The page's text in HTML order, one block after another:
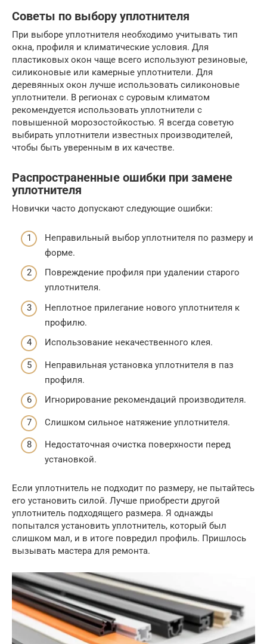
Советы по выбору уплотнителя
При выборе уплотнителя необходимо учитывать тип
окна, профиля и климатические условия. Для
пластиковых окон чаще всего используют резиновые,
силиконовые или камерные уплотнители. Для
деревянных окон лучше использовать силиконовые
уплотнители. В регионах с суровым климатом
рекомендуется использовать уплотнители с
повышенной морозостойкостью. Я всегда советую
выбирать уплотнители известных производителей,
чтобы быть уверенным в их качестве.
Распространенные ошибки при замене
уплотнителя
Новички часто допускают следующие ошибки:
Неправильный выбор уплотнителя по размеру и
форме.
Повреждение профиля при удалении старого
уплотнителя.
Неплотное прилегание нового уплотнителя к
профилю.
Использование некачественного клея.
Неправильная установка уплотнителя в паз
профиля.
Игнорирование рекомендаций производителя.
Слишком сильное натяжение уплотнителя.
Недостаточная очистка поверхности перед
установкой.
Если уплотнитель не подходит по размеру, не пытайтесь
его установить силой. Лучше приобрести другой
уплотнитель подходящего размера. Я однажды
попытался установить уплотнитель, который был
слишком мал, и в итоге повредил профиль. Пришлось
вызывать мастера для ремонта.